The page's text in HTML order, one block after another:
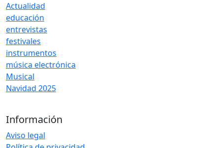
Actualidad
educación
entrevistas
festivales
instrumentos
música electrónica
Musical
Navidad 2025
Información
Aviso legal